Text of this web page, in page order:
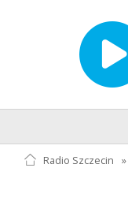
Radio Szczecin »